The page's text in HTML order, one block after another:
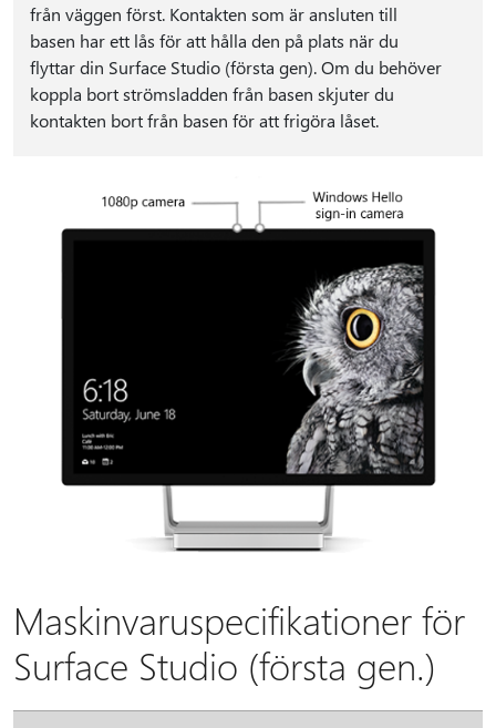
från väggen först. Kontakten som är ansluten till
basen har ett lås för att hålla den på plats när du
flyttar din Surface Studio (första gen). Om du behöver
koppla bort strömsladden från basen skjuter du
kontakten bort från basen för att frigöra låset.
Maskinvaruspecifikationer för
Surface Studio (första gen.)